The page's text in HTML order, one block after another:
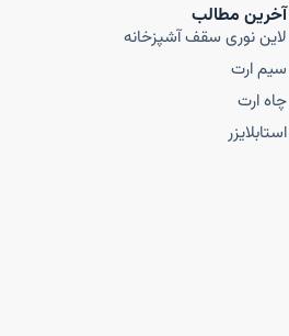
آخرین مطالب
لاین نوری سقف آشپزخانه
سیم ارت
چاه ارت
استابلایزر